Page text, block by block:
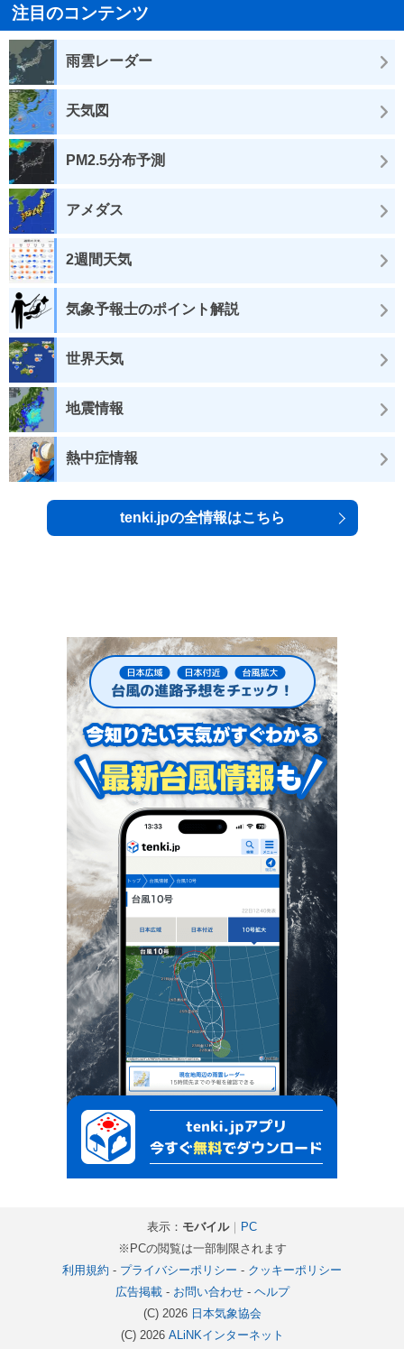
注目のコンテンツ
雨雲レーダー
天気図
PM2.5分布予測
アメダス
2週間天気
気象予報士のポイント解説
世界天気
地震情報
熱中症情報
tenki.jpの全情報はこちら
表示： モバイル｜
PC
※PCの閲覧は一部制限されます
利用規約 - プライバシーポリシー - クッキーポリシー
広告掲載- お問い合わせ- ヘルプ
(C) 2026 日本気象協会
(C) 2026 ALiNKインターネット